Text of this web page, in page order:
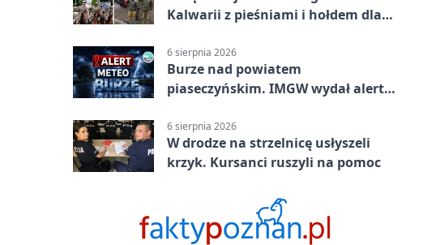
Kalwarii z pieśniami i hołdem dla
6 sierpnia 2026
Burze nad powiatem
piaseczyńskim. IMGW wydał alert
6 sierpnia 2026
W drodze na strzelnicę usłyszeli
krzyk. Kursanci ruszyli na pomoc